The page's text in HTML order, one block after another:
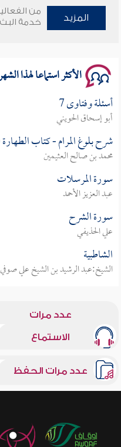
وأمنهم من خوف 9
المزيد
من
خدمة البث
الأكثر استماعا لهذا
أسئلة وفتاوى 7
أبو إسحاق الحويني
شرح بلوغ المرام - كتاب الطهارة
محمد بن صالح العثيمين
سورة المرسلات
عبد العزيز الأحمد
سورة الشرح
علي الحذيفي
الشاطبية
الشيخ:عبد الرشيد بن الشيخ علي صوفي
عدد مرات
الاستماع
عدد مرات الحفظ